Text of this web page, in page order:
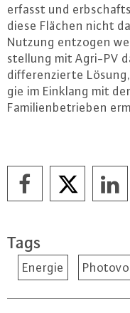
erfasst und
diese Flächen nicht
Nutzung entzogen
stel­lung mit Agri-PV
dif­fe­ren­zier­te
gie im Einklang mit
Fa­mi­li­en­be­trie­ben
Tags
Energie